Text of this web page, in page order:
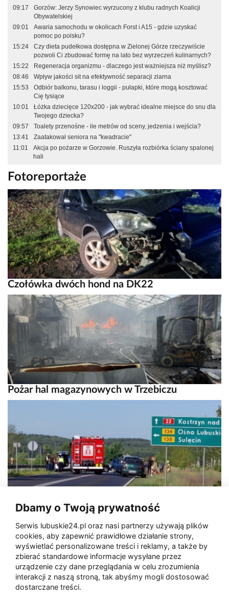
09:17
Gorzów: Jerzy Synowiec wyrzucony z klubu radnych Koalicji
Obywatelskiej
09:01
Awaria samochodu w okolicach Forst i A15 - gdzie uzyskać
pomoc po polsku?
15:24
Czy dieta pudełkowa dostępna w Zielonej Górze rzeczywiście
pozwoli Ci zbudować formę na lato bez wyrzeczeń kulinarnych?
15:22
Regeneracja organizmu - dlaczego jest ważniejsza niż myślisz?
08:46
Wpływ jakości sit na efektywność separacji ziarna
15:53
Odbiór balkonu, tarasu i loggii - pułapki, które mogą kosztować
Cię tysiące
10:01
Łóżka dziecięce 120x200 - jak wybrać idealne miejsce do snu dla
Twojego dziecka?
09:57
Toalety przenośne - ile metrów od sceny, jedzenia i wejścia?
13:41
Zaatakował seniora na "kwadracie"
11:01
Akcja po pożarze w Gorzowie. Ruszyła rozbiórka ściany spalonej
hali
Fotoreportaże
Czołówka dwóch hond na DK22
Pożar hal magazynowych w Trzebiczu
Dbamy o Twoją prywatność
Serwis lubuskie24.pl oraz nasi partnerzy używają plików
cookies, aby zapewnić prawidłowe działanie strony,
wyświetlać personalizowane treści i reklamy, a także by
zbierać standardowe informacje wysyłane przez
urządzenie czy dane przeglądania w celu zrozumienia
interakcji z naszą stroną, tak abyśmy mogli dostosować
dostarczane treści.